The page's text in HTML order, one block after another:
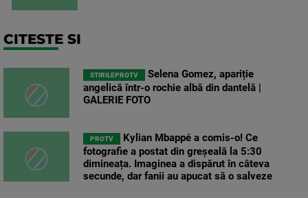
CITESTE SI
STIRILEPROTV
Selena Gomez, apariție
angelică într-o rochie albă din dantelă |
GALERIE FOTO
PROTV
Kylian Mbappé a comis-o! Ce
fotografie a postat din greșeală la 5:30
dimineața. Imaginea a dispărut în câteva
secunde, dar fanii au apucat să o salveze